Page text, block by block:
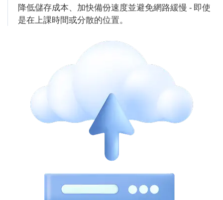
降低儲存成本、加快備份速度並避免網路緩慢 - 即使
是在上課時間或分散的位置。